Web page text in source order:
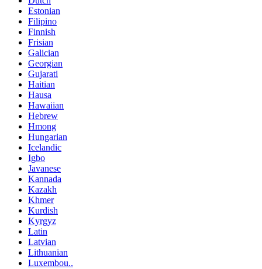
Estonian
Filipino
Finnish
Frisian
Galician
Georgian
Gujarati
Haitian
Hausa
Hawaiian
Hebrew
Hmong
Hungarian
Icelandic
Igbo
Javanese
Kannada
Kazakh
Khmer
Kurdish
Kyrgyz
Latin
Latvian
Lithuanian
Luxembou..